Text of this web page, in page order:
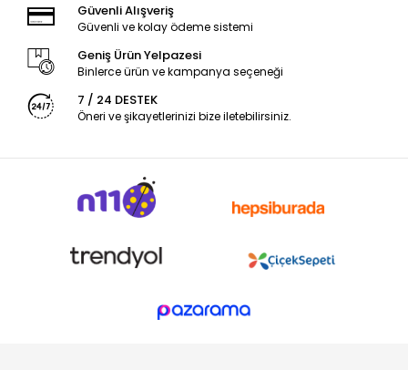
Güvenli Alışveriş
Güvenli ve kolay ödeme sistemi
Geniş Ürün Yelpazesi
Binlerce ürün ve kampanya seçeneği
7 / 24 DESTEK
Öneri ve şikayetlerinizi bize iletebilirsiniz.